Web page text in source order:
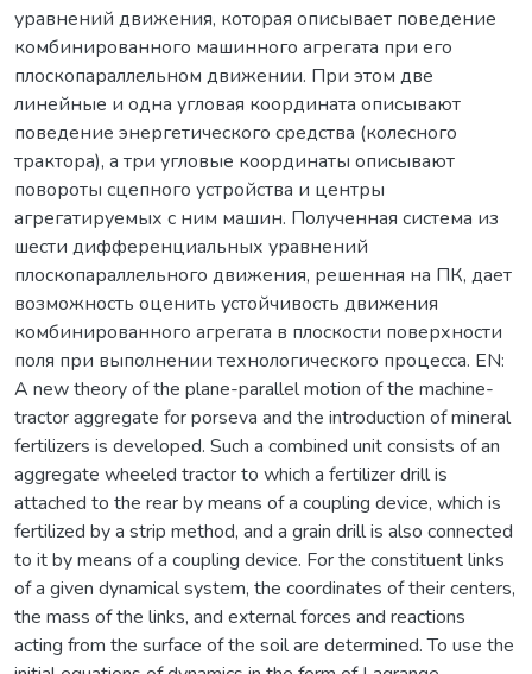
уравнений движения, которая описывает поведение
комбинированного машинного агрегата при его
плоскопараллельном движении. При этом две
линейные и одна угловая координата описывают
поведение энергетического средства (колесного
трактора), а три угловые координаты описывают
повороты сцепного устройства и центры
агрегатируемых с ним машин. Полученная система из
шести дифференциальных уравнений
плоскопараллельного движения, решенная на ПК, дает
возможность оценить устойчивость движения
комбинированного агрегата в плоскости поверхности
поля при выполнении технологического процесса. EN:
A new theory of the plane-parallel motion of the machine-
tractor aggregate for porseva and the introduction of mineral
fertilizers is developed. Such a combined unit consists of an
aggregate wheeled tractor to which a fertilizer drill is
attached to the rear by means of a coupling device, which is
fertilized by a strip method, and a grain drill is also connected
to it by means of a coupling device. For the constituent links
of a given dynamical system, the coordinates of their centers,
the mass of the links, and external forces and reactions
acting from the surface of the soil are determined. To use the